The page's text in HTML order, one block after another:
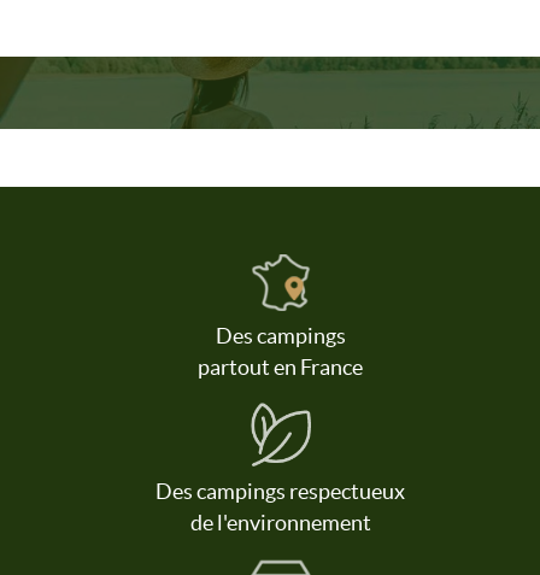
Des campings
partout en France
Des campings respectueux
de l'environnement